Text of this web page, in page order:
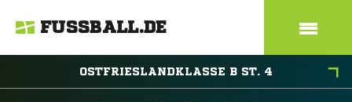
FUSSBALL.DE
OSTFRIESLANDKLASSE B ST. 4